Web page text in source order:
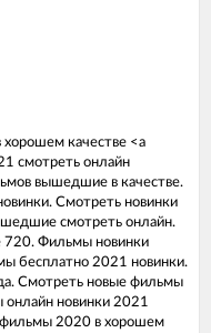
качестве <a
смотреть онлайн
вышедшие в качестве.
Смотреть новинки
смотреть онлайн.
720. Фильмы новинки
бесплатно 2021 новинки.
Смотреть новые фильмы
онлайн новинки 2021
2020 в хорошем